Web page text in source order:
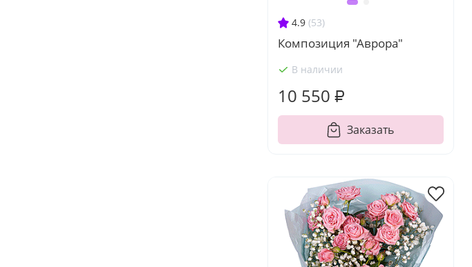
4.9 (53)
Композиция "Аврора"
В наличии
10 550 ₽
Заказать